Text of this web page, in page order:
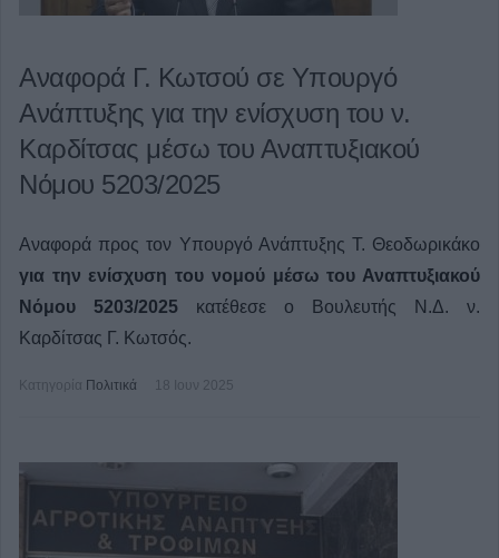
Αναφορά Γ. Κωτσού σε Υπουργό
Ανάπτυξης για την ενίσχυση του ν.
Καρδίτσας μέσω του Αναπτυξιακού
Νόμου 5203/2025
Αναφορά προς τον Υπουργό Ανάπτυξης Τ. Θεοδωρικάκο
για την ενίσχυση του νομού μέσω του Αναπτυξιακού
Νόμου 5203/2025 κατέθεσε ο Βουλευτής Ν.Δ. ν.
Καρδίτσας Γ. Κωτσός.
Κατηγορία Πολιτικά 18 Ιουν 2025